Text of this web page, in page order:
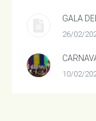
GALA
26/02/
10/02/